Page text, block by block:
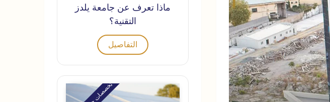
ماذا تعرف عن جامعة يلدز
التقنية؟
التفاصيل